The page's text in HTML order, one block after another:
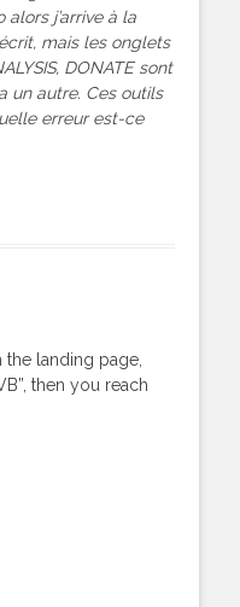
alors j’arrive à la
mais les onglets
DONATE sont
un autre. Ces outils
erreur est-ce
landing page,
then you reach